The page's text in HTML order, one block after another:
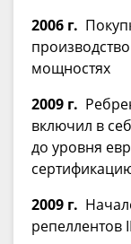
2006 г.
мощностях
2009 г.
включил в
до уровня
2009 г.
репеллентов